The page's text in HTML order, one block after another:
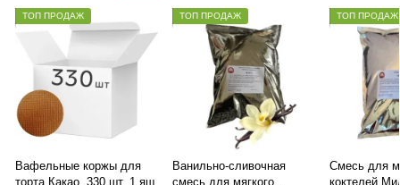
ТОП ПРОДАЖ
Вафельные коржы для
торта Какао, 330 шт, 1 ящ
ТОП ПРОДАЖ
Ванильно-сливочная
смесь для мягкого
ТОП ПРОДАЖ
Смесь для
коктелей